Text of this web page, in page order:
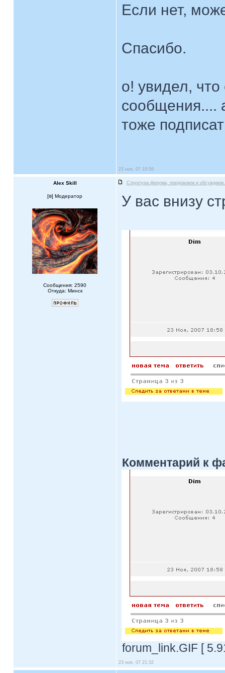
Если нет,
Спасибо.
о! увидел, что
сообщения....
тоже
23 ноя, 07 19:58
Alex Skill Структура форума, предлагаем и обсуждаем.
[ ] Модератор
Сообщения: 2590
Откуда: Минск
У вас внизу
Комментарий к
forum_link.GIF [
23 ноя, 07 21:32